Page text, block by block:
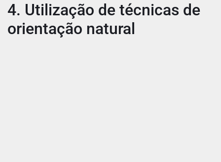
4. Utilização de técnicas de
orientação natural